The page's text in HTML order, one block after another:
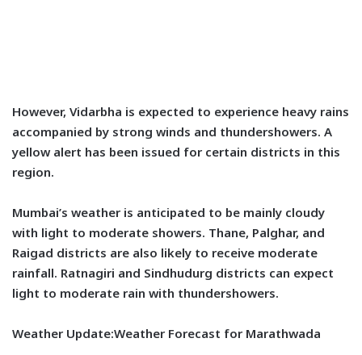
However, Vidarbha is expected to experience heavy rains
accompanied by strong winds and thundershowers. A
yellow alert has been issued for certain districts in this
region.
Mumbai’s weather is anticipated to be mainly cloudy
with light to moderate showers. Thane, Palghar, and
Raigad districts are also likely to receive moderate
rainfall. Ratnagiri and Sindhudurg districts can expect
light to moderate rain with thundershowers.
Weather Update:Weather Forecast for Marathwada